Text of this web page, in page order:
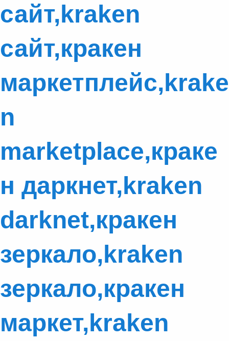
сайт,kraken
сайт,кракен
маркетплейс,krake
n
marketplace,краке
н даркнет,kraken
darknet,кракен
зеркало,kraken
зеркало,кракен
маркет,kraken